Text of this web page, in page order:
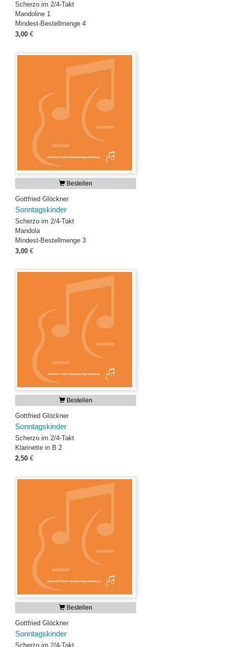
Scherzo im 2/4-Takt
Mandoline 1
Mindest-Bestellmenge 4
3,00 €
Bestellen
Gottfried Glöckner
Sonntagskinder
Scherzo im 2/4-Takt
Mandola
Mindest-Bestellmenge 3
3,00 €
Bestellen
Gottfried Glöckner
Sonntagskinder
Scherzo im 2/4-Takt
Klarinette in B 2
2,50 €
Bestellen
Gottfried Glöckner
Sonntagskinder
Scherzo im 2/4-Takt